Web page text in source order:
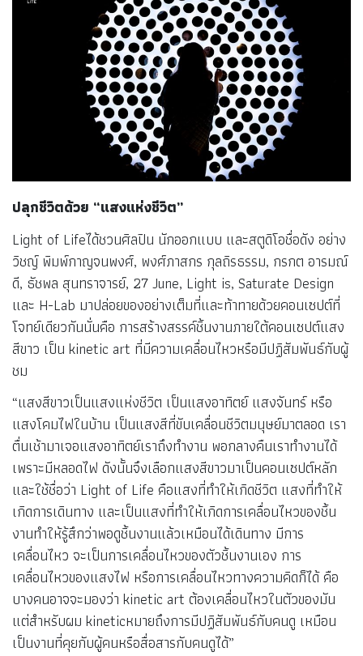
ปลุกชีวิตด้วย “แสงแห่งชีวิต”
Light of Lifeได้ชวนศิลปิน นักออกแบบ และสตูดิโอชื่อดัง อย่าง
วิชญ์ พิมพ์กาญจนพงศ์, พงศ์ภาสกร กุลถิรธรรม, กรกต อารมณ์
ดี, ธัชพล สุนทราจารย์, 27 June, Light is, Saturate Design
และ H-Lab มาปล่อยของอย่างเต็มที่และท้าทายด้วยคอนเซปต์ที่
โจทย์เดียวกันนั่นคือ การสร้างสรรค์ชิ้นงานภายใต้คอนเซปต์แสง
สีขาว เป็น kinetic art ที่มีความเคลื่อนไหวหรือมีปฏิสัมพันธ์กับผู้
ชม
“แสงสีขาวเป็นแสงแห่งชีวิต เป็นแสงอาทิตย์ แสงจันทร์ หรือ
แสงโคมไฟในบ้าน เป็นแสงสีที่ขับเคลื่อนชีวิตมนุษย์มาตลอด เรา
ตื่นเช้ามาเจอแสงอาทิตย์เราถึงทำงาน พอกลางคืนเราทำงานได้
เพราะมีหลอดไฟ ดังนั้นจึงเลือกแสงสีขาวมาเป็นคอนเซปต์หลัก
และใช้ชื่อว่า Light of Life คือแสงที่ทำให้เกิดชีวิต แสงที่ทำให้
เกิดการเดินทาง และเป็นแสงที่ทำให้เกิดการเคลื่อนไหวของชิ้น
งานทำให้รู้สึกว่าพอดูชิ้นงานแล้วเหมือนได้เดินทาง มีการ
เคลื่อนไหว จะเป็นการเคลื่อนไหวของตัวชิ้นงานเอง การ
เคลื่อนไหวของแสงไฟ หรือการเคลื่อนไหวทางความคิดก็ได้ คือ
บางคนอาจจะมองว่า kinetic art ต้องเคลื่อนไหวในตัวของมัน
แต่สำหรับผม kineticหมายถึงการมีปฏิสัมพันธ์กับคนดู เหมือน
เป็นงานที่คุยกับผู้คนหรือสื่อสารกับคนดูได้”